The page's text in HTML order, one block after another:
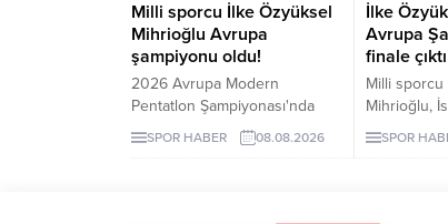
Milli sporcu İlke Özyüksel
Mihrioğlu Avrupa
şampiyonu oldu!
2026 Avrupa Modern
Pentatlon Şampiyonası'nda
milli sporcu İlke Özyüksel
Mihrioğlu, altın madalya
SPOR HABER 08.08.2026
İlke
Avrupa
finale
Milli
Mihrioğlu,
Büyükler
SPOR